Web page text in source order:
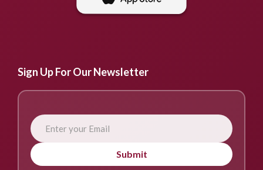
Sign Up For Our Newsletter
Submit